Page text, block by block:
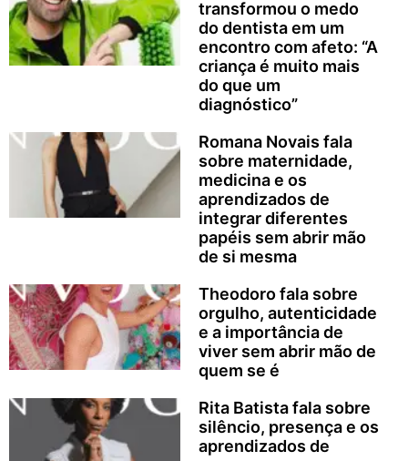
transformou o medo
do dentista em um
encontro com afeto: “A
criança é muito mais
do que um
diagnóstico”
Romana Novais fala
sobre maternidade,
medicina e os
aprendizados de
integrar diferentes
papéis sem abrir mão
de si mesma
Theodoro fala sobre
orgulho, autenticidade
e a importância de
viver sem abrir mão de
quem se é
Rita Batista fala sobre
silêncio, presença e os
aprendizados de